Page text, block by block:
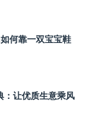
何靠一双宝宝鞋
：让优质生意乘风